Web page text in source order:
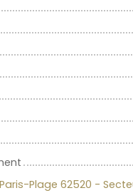
Plage 62520 -